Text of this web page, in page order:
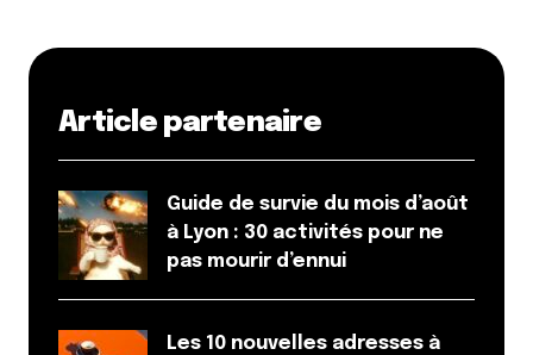
Article partenaire
Guide de survie du mois d’août
à Lyon : 30 activités pour ne
pas mourir d’ennui
Les 10 nouvelles adresses à